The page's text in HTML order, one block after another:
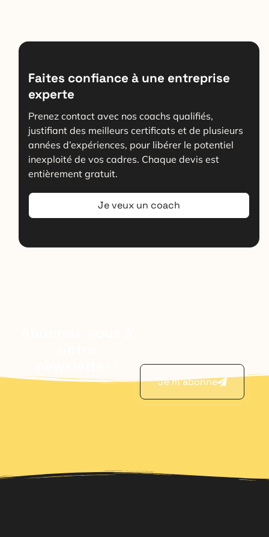
Faites confiance à une entreprise
experte
Prenez contact avec nos coachs qualifiés,
justifiant des meilleurs certificats et de plusieurs
années d’expériences, pour libérer le potentiel
inexploité de vos cadres. Chaque devis est
entièrement gratuit.
Je veux un coach
Je m'abonne